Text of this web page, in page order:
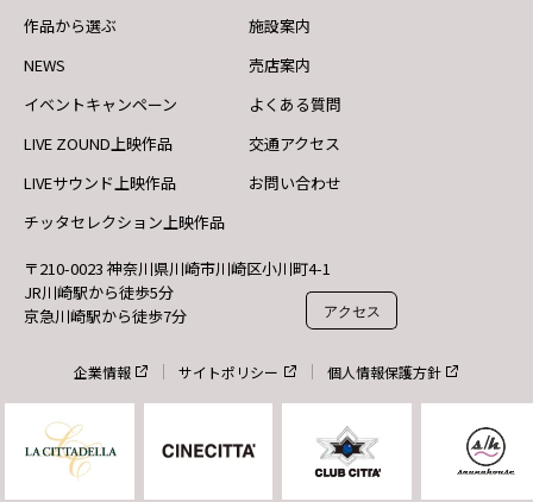
〒210-0023 神奈川県川崎市川崎区小川町4-1
JR川崎駅から徒歩5分
京急川崎駅から徒歩7分
アクセス
作品から選ぶ
NEWS
イベントキャンペーン
LIVE ZOUND上映作品
LIVEサウンド上映作品
チッタセレクション上映作品
施設案内
売店案内
よくある質問
交通アクセス
お問い合わせ
企業情報 サイトポリシー 個人情報保護方針